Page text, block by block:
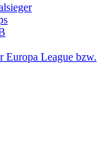
Europa League bzw.